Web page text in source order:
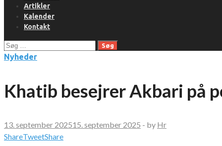
Artikler
Kalender
Kontakt
Søg
efter:
Nyheder
Khatib besejrer Akbari på
13. september 202515. september 2025 - by Hr
ShareTweetShare